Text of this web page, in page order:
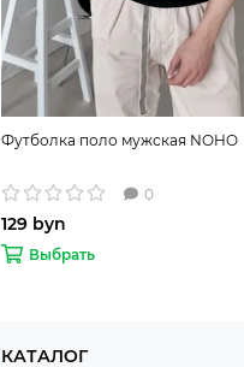
Футболка поло мужская NOHO
0
129 byn
Выбрать
КАТАЛОГ